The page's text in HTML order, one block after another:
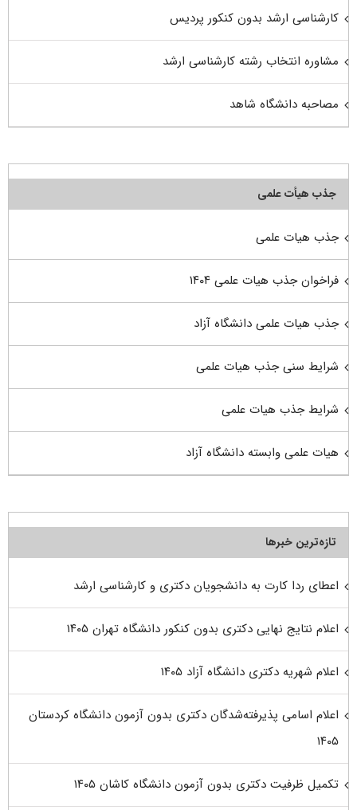
کارشناسی ارشد بدون کنکور پردیس
مشاوره انتخاب رشته کارشناسی ارشد
مصاحبه دانشگاه شاهد
جذب هیأت علمی
جذب هیات علمی
فراخوان جذب هیات علمی ۱۴۰۴
جذب هیات علمی دانشگاه آزاد
شرایط سنی جذب هیات علمی
شرایط جذب هیات علمی
هیات علمی وابسته دانشگاه آزاد
تازه‌ترین خبرها
اعطای ردا کارت به دانشجویان دکتری و کارشناسی ارشد
اعلام نتایج نهایی دکتری بدون کنکور دانشگاه تهران ۱۴۰۵
اعلام شهریه دکتری دانشگاه آزاد ۱۴۰۵
اعلام اسامی پذیرفته‌شدگان دکتری بدون آزمون دانشگاه کردستان
۱۴۰۵
تکمیل ظرفیت دکتری بدون آزمون دانشگاه کاشان ۱۴۰۵